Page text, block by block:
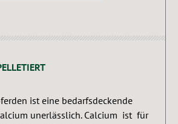
ist eine bedarfsdeckende
unerlässlich. Calcium ist für